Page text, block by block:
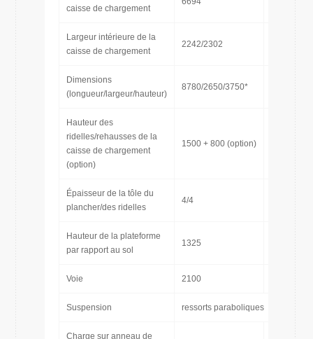
caisse de chargement
Largeur intérieure de la
caisse de chargement
2242/2302
Dimensions
(longueur/largeur/hauteur)
8780/2650/3750*
Hauteur des
ridelles/rehausses de la
caisse de chargement
(option)
1500 + 800 (option)
Épaisseur de la tôle du
plancher/des ridelles
4/4
Hauteur de la plateforme
par rapport au sol
1325
Voie 2100
Suspension ressorts paraboliques
Charge sur anneau de